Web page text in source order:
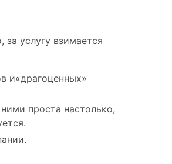
услугу взимается
и«драгоценных»
проста настолько,